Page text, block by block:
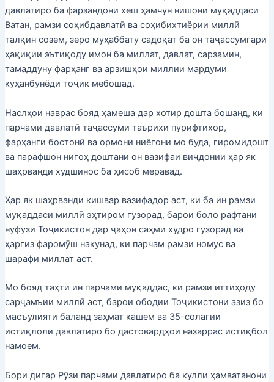
давлатиро ба фарзандони хеш ҳамчун нишони муқаддаси
Ватан, рамзи соҳибдавлатӣ ва соҳибихтиёрии миллӣ
талқин созем, зеро муҳаббату садоқат ба он таҷассумгари
ҳақиқии эътиқоду имон ба миллат, давлат, сарзамин,
тамаддуну фарҳанг ва арзишҳои миллии мардуми
куҳанбунёди тоҷик мебошад.
Наслҳои наврас бояд ҳамеша дар хотир дошта бошанд, ки
парчами давлатӣ таҷассуми таърихи пурифтихор,
фарҳанги бостонӣ ва ормони ниёгони мо буда, гиромидошт
ва парафшон нигоҳ доштани он вазифаи виҷдонии ҳар як
шаҳрванди худшинос ба ҳисоб меравад.
Ҳар як шаҳрванди кишвар вазифадор аст, ки ба ин рамзи
муқаддаси миллӣ эҳтиром гузорад, барои боло рафтани
нуфузи Тоҷикистон дар ҷаҳон саҳми худро гузорад ва
ҳаргиз фаромӯш накунад, ки парчам рамзи номус ва
шарафи миллат аст.
Мо бояд таҳти ин парчами муқаддас, ки рамзи иттиҳоду
сарҷамъии миллӣ аст, барои ободии Тоҷикистони азиз бо
масъулияти баланд заҳмат кашем ва 35-солагии
истиқлоли давлатиро бо дастовардҳои назаррас истиқбол
намоем.
Бори дигар Рӯзи парчами давлатиро ба кулли ҳамватанони